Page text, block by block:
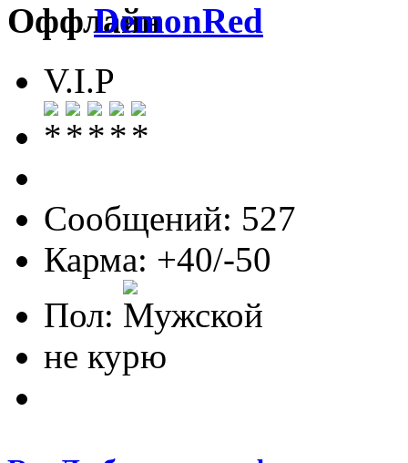
DemonRed
V.I.P
Сообщений: 527
Карма: +40/-50
Пол:
не курю